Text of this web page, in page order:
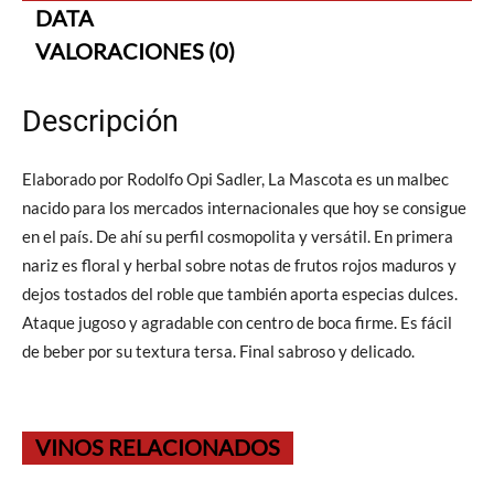
DATA
VALORACIONES (0)
Descripción
Elaborado por Rodolfo Opi Sadler, La Mascota es un malbec
nacido para los mercados internacionales que hoy se consigue
en el país. De ahí su perfil cosmopolita y versátil. En primera
nariz es floral y herbal sobre notas de frutos rojos maduros y
dejos tostados del roble que también aporta especias dulces.
Ataque jugoso y agradable con centro de boca firme. Es fácil
de beber por su textura tersa. Final sabroso y delicado.
VINOS RELACIONADOS